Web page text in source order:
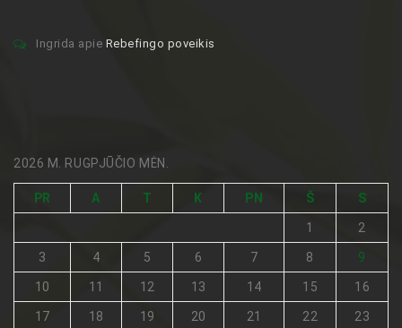
Ingrida apie Rebefingo poveikis
2026 M. RUGPJŪČIO MĖN.
PR A T K PN Š S
1 2
3 4 5 6 7 8 9
10 11 12 13 14 15 16
17 18 19 20 21 22 23